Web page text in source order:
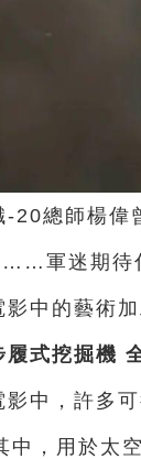
-20總師楊偉
……軍迷期待
影中的藝術加
履式挖掘機
影中， 許多
中，用於太